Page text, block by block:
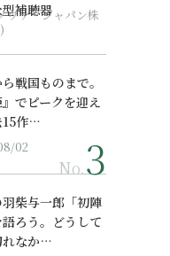
補聴器
ヴァ・ジャパン株
戦国ものまで。
』でピークを迎え
15作…
02
No.
柴与一郎「初陣
ろう。どうして
れなか…